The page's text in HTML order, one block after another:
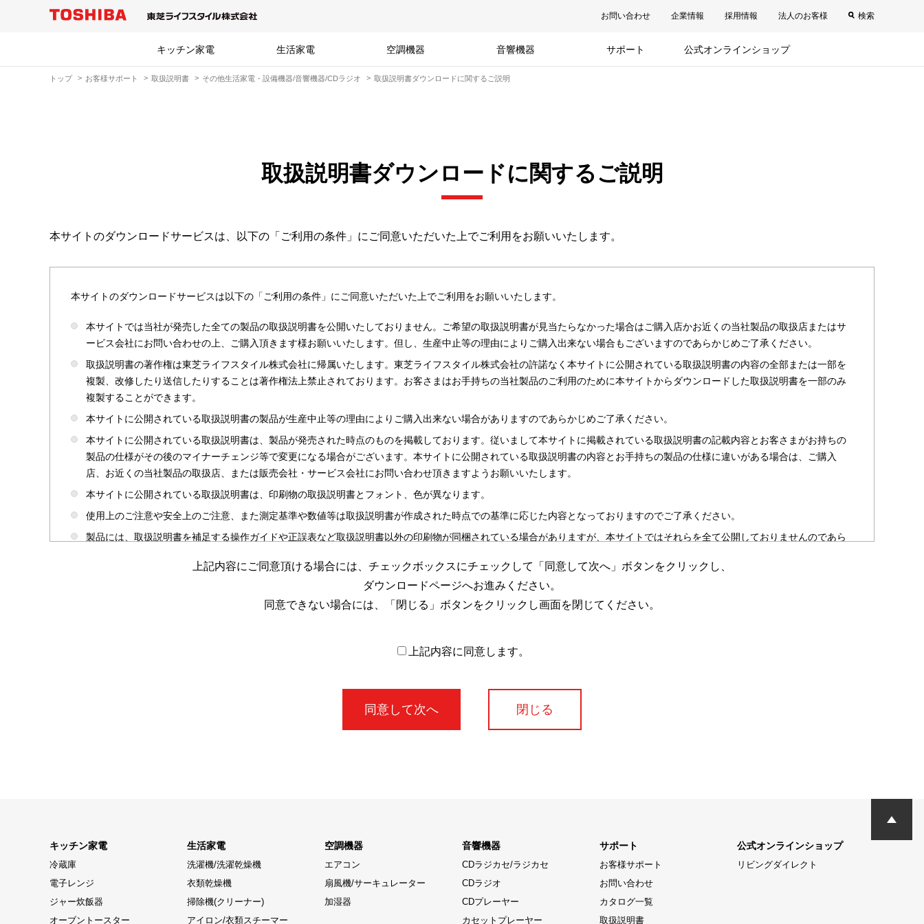
お問い合わせ 企業情報 採用情報 法人のお客様 検索
キッチン家電 生活家電 空調機器 音響機器 サポート 公式オンラインショップ
トップ お客様サポート 取扱説明書 その他生活家電・設備機器/音響機器/CDラジオ 取扱説明書ダウンロードに関するご説明
取扱説明書ダウンロードに関するご説明
本サイトのダウンロードサービスは、以下の「ご利用の条件」にご同意いただいた上でご利用をお願いいたします。
本サイトのダウンロードサービスは以下の「ご利用の条件」にご同意いただいた上でご利用をお願いいたします。
本サイトでは当社が発売した全ての製品の取扱説明書を公開いたしておりません。ご希望の取扱説明書が見当たらなかった場合はご購入店かお近くの当社製品の取扱店またはサ
ービス会社にお問い合わせの上、ご購入頂きます様お願いいたします。但し、生産中止等の理由によりご購入出来ない場合もございますのであらかじめご了承ください。
取扱説明書の著作権は東芝ライフスタイル株式会社に帰属いたします。東芝ライフスタイル株式会社の許諾なく本サイトに公開されている取扱説明書の内容の全部または一部を
複製、改修したり送信したりすることは著作権法上禁止されております。お客さまはお手持ちの当社製品のご利用のために本サイトからダウンロードした取扱説明書を一部のみ
複製することができます。
本サイトに公開されている取扱説明書の製品が生産中止等の理由によりご購入出来ない場合がありますのであらかじめご了承ください。
本サイトに公開されている取扱説明書は、製品が発売された時点のものを掲載しております。従いまして本サイトに掲載されている取扱説明書の記載内容とお客さまがお持ちの
製品の仕様がその後のマイナーチェンジ等で変更になる場合がございます。本サイトに公開されている取扱説明書の内容とお手持ちの製品の仕様に違いがある場合は、ご購入
店、お近くの当社製品の取扱店、または販売会社・サービス会社にお問い合わせ頂きますようお願いいたします。
本サイトに公開されている取扱説明書は、印刷物の取扱説明書とフォント、色が異なります。
使用上のご注意や安全上のご注意、また測定基準や数値等は取扱説明書が作成された時点での基準に応じた内容となっておりますのでご了承ください。
製品には、取扱説明書を補足する操作ガイドや正誤表など取扱説明書以外の印刷物が同梱されている場合がありますが、本サイトではそれらを全て公開しておりませんのであら
本サイトのサービスは予告なく中止または内容を変更する場合がございますのであらかじめご了承ください。
場合がありますのであらかじめご了承ください。
上記内容にご同意頂ける場合には、チェックボックスにチェックして「同意して次へ」ボタンをクリックし、
ダウンロードページへお進みください。
同意できない場合には、「閉じる」ボタンをクリックし画面を閉じてください。
上記内容に同意します。
閉じる
キッチン家電
冷蔵庫
電子レンジ
ジャー炊飯器
オーブントースター
生活家電
洗濯機/洗濯乾燥機
衣類乾燥機
掃除機(クリーナー)
アイロン/衣類スチーマー
空調機器
エアコン
扇風機/サーキュレーター
加湿器
音響機器
CDラジカセ/ラジカセ
CDラジオ
CDプレーヤー
カセットプレーヤー
サポート
お客様サポート
お問い合わせ
カタログ一覧
取扱説明書
公式オンラインショップ
リビングダイレクト